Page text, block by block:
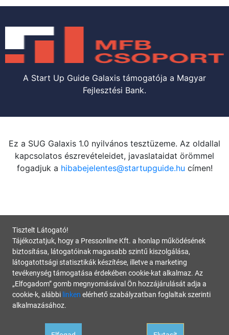
A Start Up Guide Galaxis támogatója a Magyar
Fejlesztési Bank.
Ez a SUG Galaxis 1.0 nyilvános tesztüzeme. Az oldallal
kapcsolatos észrevételeidet, javaslataidat örömmel
fogadjuk a hibabejelentes@startupguide.hu címen!
Tisztelt Látogató!
Tájékoztatjuk, hogy a Pressonline Kft. a honlap működésének
biztosítása, látogatóinak magasabb szintű kiszolgálása,
látogatottsági statisztikák készítése, illetve a marketing
tevékenység támogatása érdekében cookie-kat alkalmaz. Az
„Elfogadom” gomb megnyomásával Ön hozzájárulását adja a
cookie-k, alábbi linken elérhető szabályzatban foglaltak szerinti
alkalmazásához.